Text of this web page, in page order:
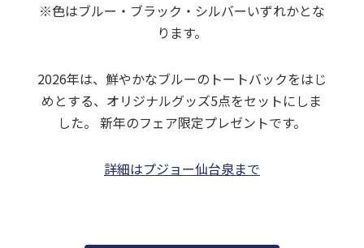
※色はブルー・ブラック・シルバーいずれかとな
ります。
2026年は、鮮やかなブルーのトートバックをはじ
めとする、オリジナルグッズ5点をセットにしま
した。 新年のフェア限定プレゼントです。
詳細はプジョー仙台泉まで